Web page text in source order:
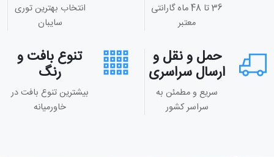
36 تا 48 ماه گارانتی
معتبر
انتخاب بهترین توری
سایبان
حمل و نقل و
ارسال سراسری
سریع و مطمئن به
سراسر کشور
تنوع بافت و
رنگ
بیشترین تنوع بافت در
خاورمیانه